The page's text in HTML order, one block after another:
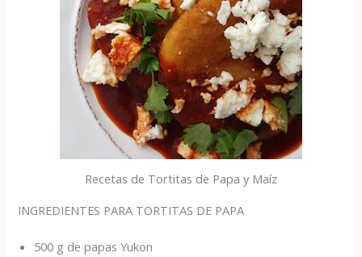
Recetas de Tortitas de Papa y Maíz
INGREDIENTES PARA TORTITAS DE PAPA
500 g de papas Yukon